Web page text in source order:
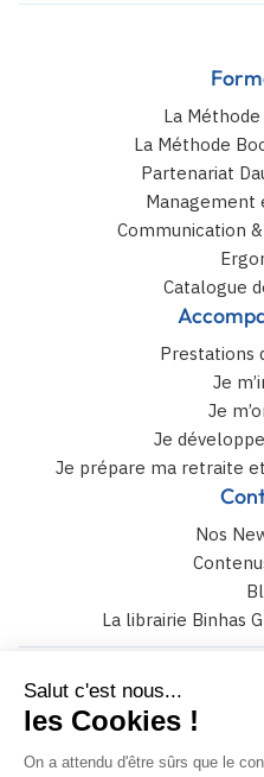
La
La Méthode
Partenariat
Management
Communication
Catalogue
Prestations
Je
Je
Je
Je prépare ma retraite
Nos
La librairie Binhas
6 rue Catulle
+33 (0)4
JE PRENDS